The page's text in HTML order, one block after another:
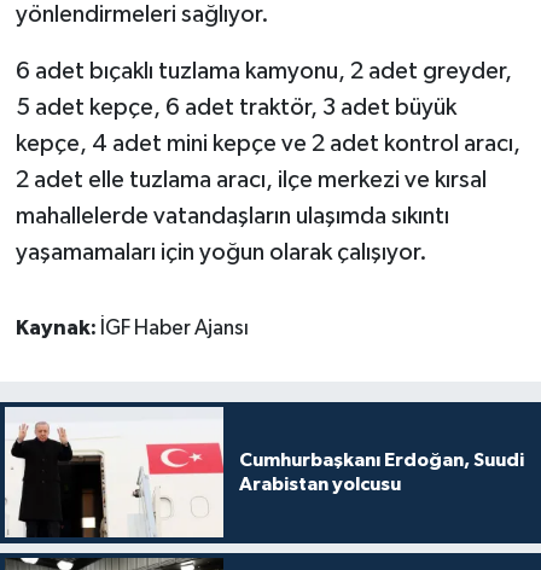
yönlendirmeleri sağlıyor.
6 adet bıçaklı tuzlama kamyonu, 2 adet greyder,
5 adet kepçe, 6 adet traktör, 3 adet büyük
kepçe, 4 adet mini kepçe ve 2 adet kontrol aracı,
2 adet elle tuzlama aracı, ilçe merkezi ve kırsal
mahallelerde vatandaşların ulaşımda sıkıntı
yaşamamaları için yoğun olarak çalışıyor.
Kaynak: İGF Haber Ajansı
Cumhurbaşkanı Erdoğan, Suudi
Arabistan yolcusu